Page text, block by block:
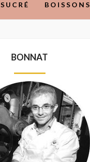
SUCRÉ BOISSONS
BONNAT